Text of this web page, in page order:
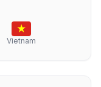
Vietnam